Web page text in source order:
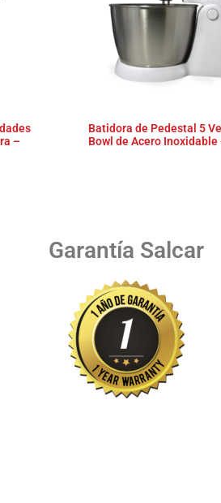
–
Batidora de Pedestal 5
Bowl de Acero Inoxidable
Garantía Salcar